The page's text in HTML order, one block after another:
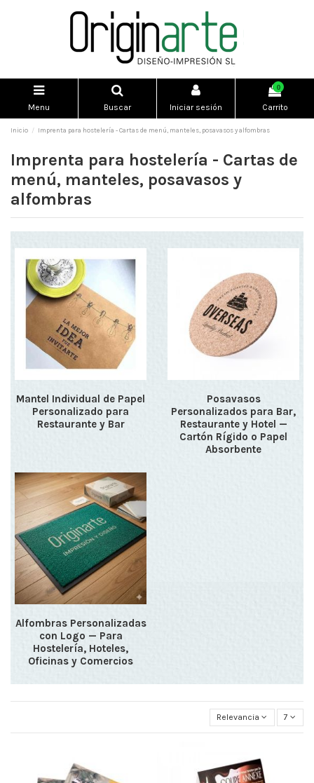
Menu Buscar Iniciar sesión
0
Carrito
Inicio Imprenta para hostelería - Cartas de menú, manteles, posavasos y alfombras
Imprenta para hostelería - Cartas de
menú, manteles, posavasos y
alfombras
Mantel Individual de Papel
Personalizado para
Restaurante y Bar
Posavasos
Personalizados para Bar,
Restaurante y Hotel —
Cartón Rígido o Papel
Absorbente
Alfombras Personalizadas
con Logo — Para
Hostelería, Hoteles,
Oficinas y Comercios
Relevancia 7